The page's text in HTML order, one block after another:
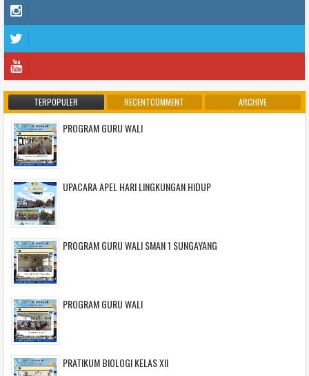
TERPOPULER RECENTCOMMENT ARCHIVE
PROGRAM GURU WALI
UPACARA APEL HARI LINGKUNGAN HIDUP
PROGRAM GURU WALI SMAN 1 SUNGAYANG
PROGRAM GURU WALI
PRATIKUM BIOLOGI KELAS XII